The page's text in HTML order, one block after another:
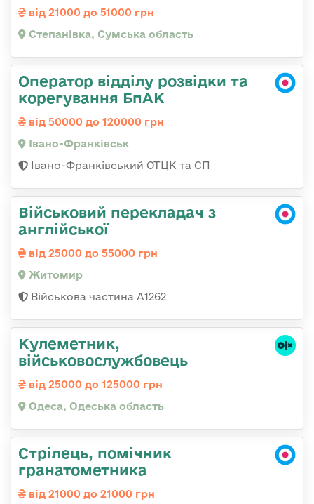
від 21000 до 51000 грн
Степанівка, Сумська область
Оператор відділу розвідки та
корегування БпАК
від 50000 до 120000 грн
Івано-Франківськ
Івано-Франківський ОТЦК та СП
Військовий перекладач з
англійської
від 25000 до 55000 грн
Житомир
Військова частина А1262
Кулеметник,
військовослужбовець
від 25000 до 125000 грн
Одеса, Одеська область
Стрілець, помічник
гранатометника
від 21000 до 21000 грн